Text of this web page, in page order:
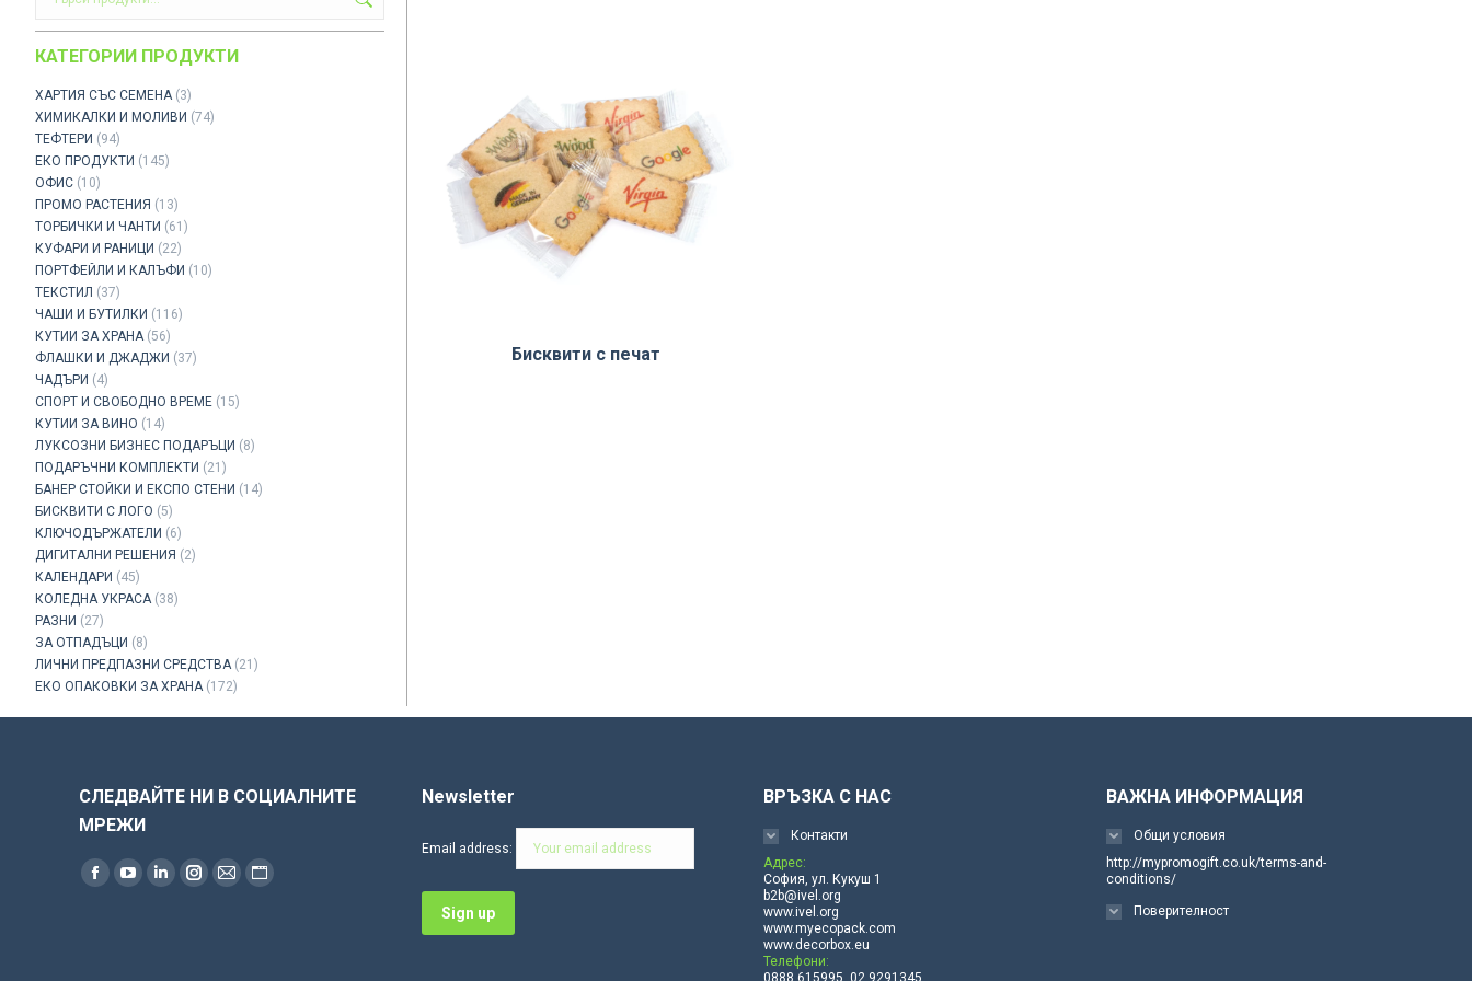
Бисквити с печат
КАТЕГОРИИ ПРОДУКТИ
ХАРТИЯ СЪС СЕМЕНА (3)
ХИМИКАЛКИ И МОЛИВИ (74)
ТЕФТЕРИ (94)
ЕКО ПРОДУКТИ (145)
ОФИС (10)
ПРОМО РАСТЕНИЯ (13)
ТОРБИЧКИ И ЧАНТИ (61)
КУФАРИ И РАНИЦИ (22)
ПОРТФЕЙЛИ И КАЛЪФИ (10)
ТЕКСТИЛ (37)
ЧАШИ И БУТИЛКИ (116)
КУТИИ ЗА ХРАНА (56)
ФЛАШКИ И ДЖАДЖИ (37)
ЧАДЪРИ (4)
СПОРТ И СВОБОДНО ВРЕМЕ (15)
КУТИИ ЗА ВИНО (14)
ЛУКСОЗНИ БИЗНЕС ПОДАРЪЦИ (8)
ПОДАРЪЧНИ КОМПЛЕКТИ (21)
БАНЕР СТОЙКИ И ЕКСПО СТЕНИ (14)
БИСКВИТИ С ЛОГО (5)
КЛЮЧОДЪРЖАТЕЛИ (6)
ДИГИТАЛНИ РЕШЕНИЯ (2)
КАЛЕНДАРИ (45)
КОЛЕДНА УКРАСА (38)
РАЗНИ (27)
ЗА ОТПАДЪЦИ (8)
ЛИЧНИ ПРЕДПАЗНИ СРЕДСТВА (21)
ЕКО ОПАКОВКИ ЗА ХРАНА (172)
СЛЕДВАЙТЕ НИ В СОЦИАЛНИТЕ
МРЕЖИ
Find us on:
FacebookYouTubeLinkedinInstagram
Mail Website
Newsletter
Email address:
ВРЪЗКА С НАС
Контакти
Адрес:
София, ул. Кукуш 1
b2b@ivel.org
www.ivel.org
www.myecopack.com
www.decorbox.eu
Телефони:
0888 615995, 02 9291345
ВАЖНА ИНФОРМАЦИЯ
Общи условия
http://mypromogift.co.uk/terms-and-
conditions/
Поверителност